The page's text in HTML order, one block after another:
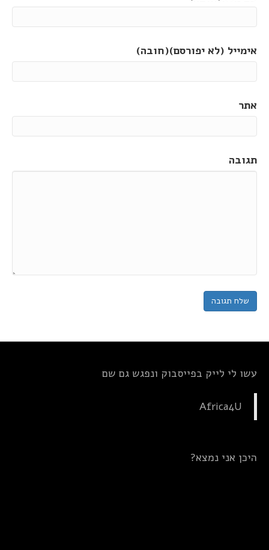
אימייל (לא יפורסם)(חובה)
אתר
תגובה
עשו לי לייק בפייסבוק ונפגש גם שם
Africa4U
היכן אני נמצא?